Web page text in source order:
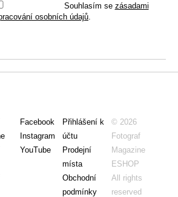
Souhlasím se zásadami
osobních údajů
Facebook
Instagram
YouTube
Přihlášení k
účtu
Prodejní
místa
Obchodní
podmínky
© 2026
Fotograf
Magazine
ESHOP
All rights
reserved